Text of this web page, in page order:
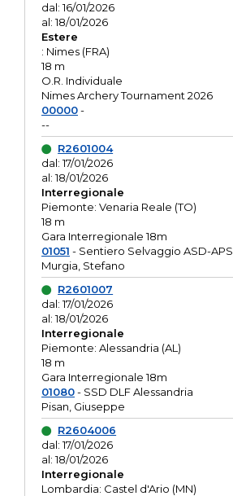
dal: 16/01/2026
al: 18/01/2026
Estere
: Nimes (FRA)
18 m
O.R. Individuale
Nimes Archery Tournament 2026
00000-
--
R2601004
dal: 17/01/2026
al: 18/01/2026
Interregionale
Piemonte: Venaria Reale (TO)
18 m
Gara Interregionale 18m
01051 - Sentiero Selvaggio ASD-APS
Murgia, Stefano
R2601007
dal: 17/01/2026
al: 18/01/2026
Interregionale
Piemonte: Alessandria (AL)
18 m
Gara Interregionale 18m
01080- SSD DLF Alessandria
Pisan, Giuseppe
R2604006
dal: 17/01/2026
al: 18/01/2026
Interregionale
Lombardia: Castel d'Ario (MN)